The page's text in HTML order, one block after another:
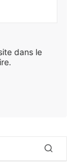
dans le